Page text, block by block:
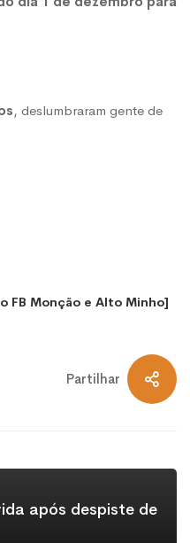
, deslumbraram gente de
FB Monção e Alto Minho]
Partilhar
após despiste de